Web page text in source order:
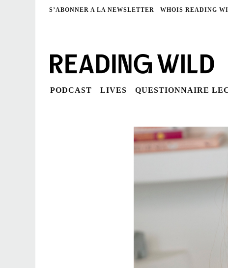
S’ABONNER A LA NEWSLETTER WHOIS READING
PODCAST LIVES QUESTIONNAIRE